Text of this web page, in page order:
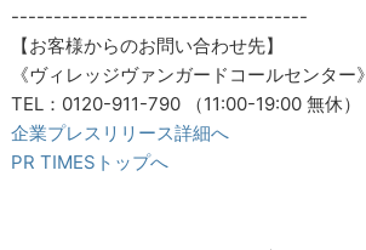
-----------------------------------
【お客様からのお問い合わせ先】
《ヴィレッジヴァンガードコールセンター》
TEL：0120-911-790 （11:00-19:00 無休）
企業プレスリリース詳細へ
PR TIMESトップへ